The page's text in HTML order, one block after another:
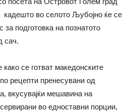
кадешто во селото Љубојно ќе се
за подготовка на познатото
сач.
се готват македонските
рецепти пренесувани од
вкусувајќи мешавина на
во едноставни порции,